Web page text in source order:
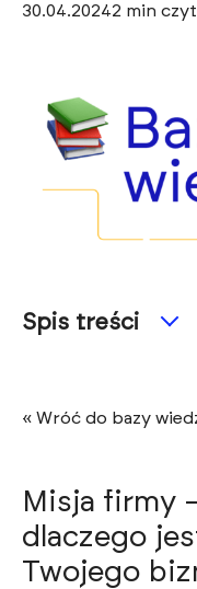
30.04.20242 min
Spis treści
« Wróć do bazy
Misja firmy
dlaczego
Twojego